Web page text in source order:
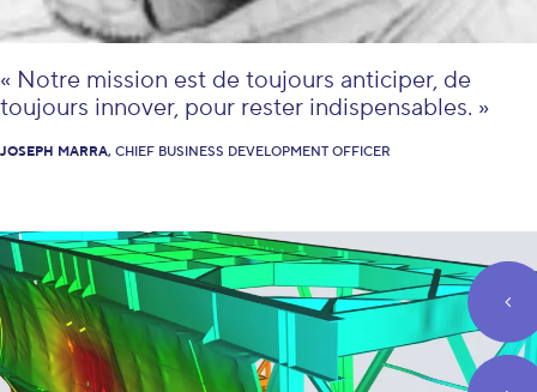
« Notre mission est de toujours anticiper, de
toujours innover, pour rester indispensables. »
JOSEPH MARRA, CHIEF BUSINESS DEVELOPMENT OFFICER